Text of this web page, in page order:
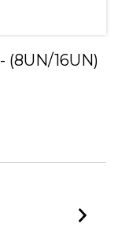
(8UN/16UN)